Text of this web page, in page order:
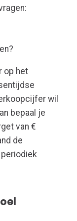
op het
wil
bepaal je
van €
de